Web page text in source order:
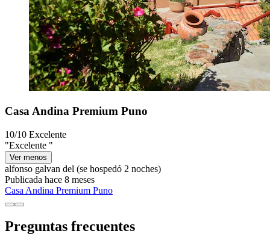
Casa Andina Premium Puno
10/10 Excelente
"Excelente "
Ver menos
alfonso galvan del (se hospedó 2 noches)
Publicada hace 8 meses
Casa Andina Premium Puno
Preguntas frecuentes